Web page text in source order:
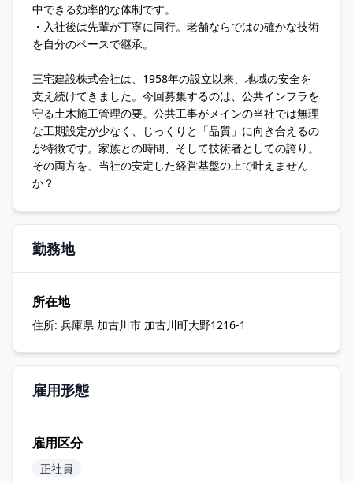
中できる効率的な体制です。
・入社後は先輩が丁寧に同行。老舗ならではの確かな技術
を自分のペースで継承。
三宅建設株式会社は、1958年の設立以来、地域の安全を
支え続けてきました。今回募集するのは、公共インフラを
守る土木施工管理の要。公共工事がメインの当社では無理
な工期設定が少なく、じっくりと「品質」に向き合えるの
が特徴です。家族との時間、そして技術者としての誇り。
その両方を、当社の安定した経営基盤の上で叶えません
か？
勤務地
所在地
住所: 兵庫県 加古川市 加古川町大野1216-1
雇用形態
雇用区分
正社員